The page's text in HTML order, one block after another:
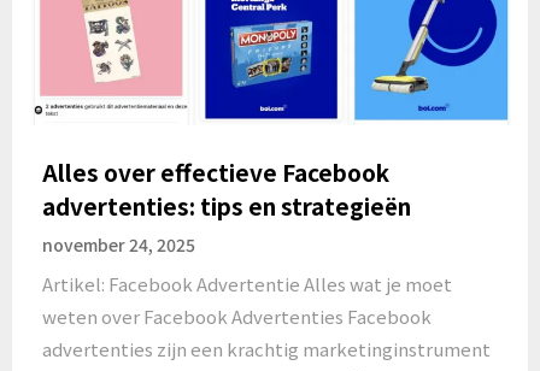
Alles over effectieve Facebook
advertenties: tips en strategieën
november 24, 2025
Artikel: Facebook Advertentie Alles wat je moet
weten over Facebook Advertenties Facebook
advertenties zijn een krachtig marketinginstrument